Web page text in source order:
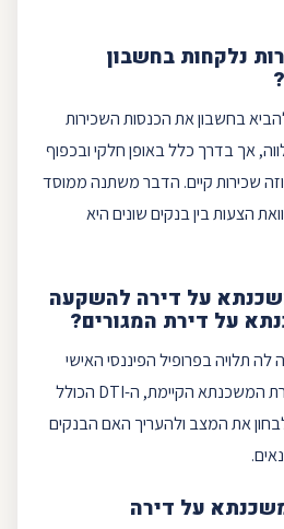
נלקחות בחשבון
בחשבון את הכנסות השכירות
אך בדרך כלל באופן חלקי ובכפוף
שכירות קיים. הדבר משתנה ממוסד
הצעות בין בנקים שונים היא
על דירה להשקעה
על דירת המגורים?
תלויה בפרופיל הפיננסי האישי
המשכנתא הקיימת, ה-DTI הכולל
את המצב ולהעריך האם הבנקים
על דירה